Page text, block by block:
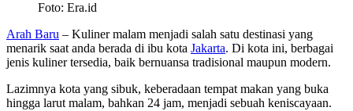
Foto: Era.id
Arah Baru – Kuliner malam menjadi salah satu destinasi yang
menarik saat anda berada di ibu kota Jakarta. Di kota ini, berbagai
jenis kuliner tersedia, baik bernuansa tradisional maupun modern.
Lazimnya kota yang sibuk, keberadaan tempat makan yang buka
hingga larut malam, bahkan 24 jam, menjadi sebuah keniscayaan.